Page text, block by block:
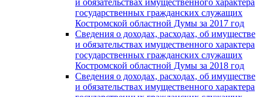
и обязательствах имущественного характера
государственных гражданских служащих
Костромской областной Думы за 2017 год
Сведения о доходах, расходах, об имуществе
и обязательствах имущественного характера
государственных гражданских служащих
Костромской областной Думы за 2018 год
Сведения о доходах, расходах, об имуществе
и обязательствах имущественного характера